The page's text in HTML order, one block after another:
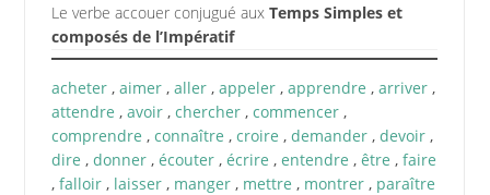
Le verbe accouer conjugué aux Temps Simples et
composés de l’Impératif
acheter, aimer, aller, appeler, apprendre , arriver,
attendre , avoir, chercher, commencer,
comprendre , connaître , croire , demander, devoir,
dire , donner, écouter, écrire , entendre , être , faire
, falloir, laisser, manger, mettre , montrer, paraître